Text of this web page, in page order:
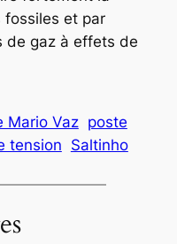
fossiles et par
de gaz à effets de
Mario Vaz poste
tension Saltinho